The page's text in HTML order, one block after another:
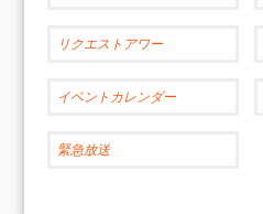
リクエストアワー
イベントカレンダー
緊急放送